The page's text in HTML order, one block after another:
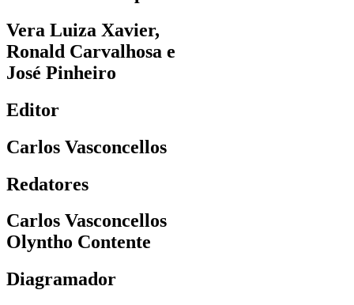
Vera Luiza Xavier,
Ronald Carvalhosa e
José Pinheiro
Editor
Carlos Vasconcellos
Redatores
Carlos Vasconcellos
Olyntho Contente
Diagramador